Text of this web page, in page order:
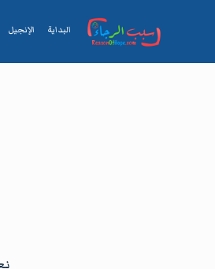
البداية الإنجيل